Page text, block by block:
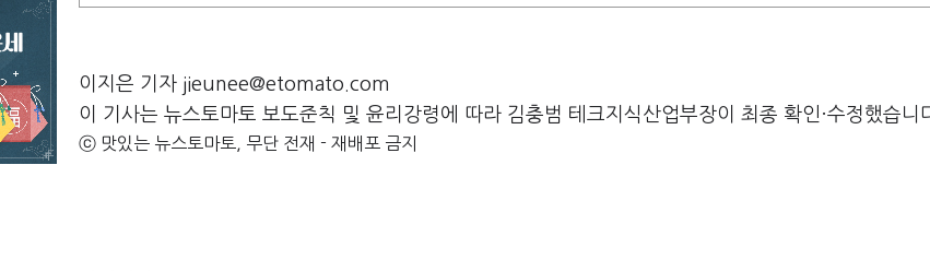
이지은 기자 jieunee@etomato.com
이 기사는 뉴스토마토 보도준칙 및 윤리강령에 따라 김충범 테크지식산업부장이 최종 확인·수정했습니
ⓒ 맛있는 뉴스토마토, 무단 전재 - 재배포 금지